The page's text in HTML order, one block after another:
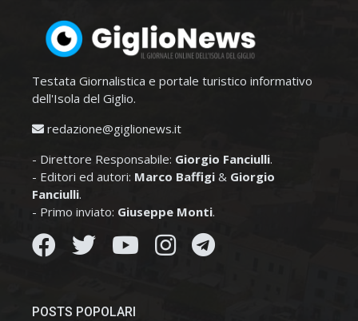
Testata Giornalistica e portale turistico informativo
dell'Isola del Giglio.
redazione@giglionews.it
- Direttore Responsabile: Giorgio Fanciulli.
- Editori ed autori: Marco Baffigi & Giorgio
Fanciulli.
- Primo inviato: Giuseppe Monti.
POSTS POPOLARI